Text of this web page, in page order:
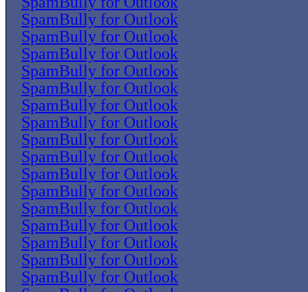
SpamBully for Outlook
SpamBully for Outlook
SpamBully for Outlook
SpamBully for Outlook
SpamBully for Outlook
SpamBully for Outlook
SpamBully for Outlook
SpamBully for Outlook
SpamBully for Outlook
SpamBully for Outlook
SpamBully for Outlook
SpamBully for Outlook
SpamBully for Outlook
SpamBully for Outlook
SpamBully for Outlook
SpamBully for Outlook